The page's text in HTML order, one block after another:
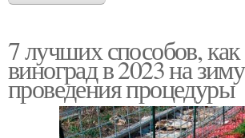
7 лучших способов,
виноград в 2023 на
проведения процедуры